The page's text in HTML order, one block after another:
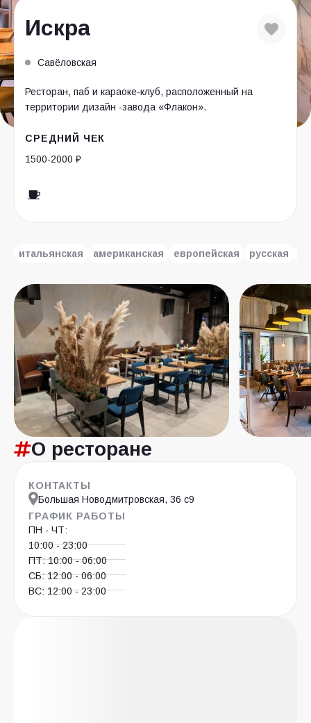
Искра
Савёловская
Ресторан, паб и караоке-клуб, расположенный на
территории дизайн -завода «Флакон».
СРЕДНИЙ ЧЕК
1500-2000 ₽
итальянская американская европейская русская
О ресторане
КОНТАКТЫ
Большая Новодмитровская, 36 с9
ГРАФИК РАБОТЫ
ПН - ЧТ:
10:00 - 23:00
ПТ: 10:00 - 06:00
СБ: 12:00 - 06:00
ВС: 12:00 - 23:00